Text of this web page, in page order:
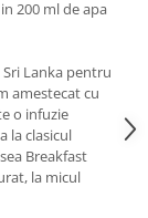
200 ml de apa
Lanka pentru
amestecat cu
o infuzie
la clasicul
Breakfast
la micul